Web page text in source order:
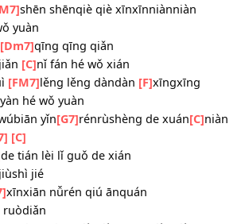
de tián lèi lǐ guǒ de xián
jiùshì jié
xīnxiān nǚrén qiú ānquán
ruòdiǎn
shēn shēnqiè qiè xīnxīnniànniàn
yuàn
[Dm7]
jiǎn[C]nǐ fán hé wǒ xián
[FM7]
yàn hé wǒ yuàn
wúbiān yǐn